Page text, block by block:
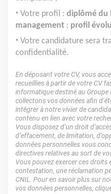
Votre profil : diplômé du
management ; profil
Votre candidature sera
confidentialité.
En déposant votre CV, vous
recueillies à partir de votre CV
informatique destiné au Groupe
collectons vos données afin
intégrer à notre vivier de
contenu en lien avec votre
Vous disposez d’un droit
d’effacement, de limitation,
données personnelles vous
directives relatives au sort de
Vous pouvez exercer ces droits
contestation, une réclamation
CNIL. Pour en savoir plus sur
vos données personnelles,